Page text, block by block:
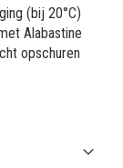
(bij 20°C)
Alabastine
opschuren